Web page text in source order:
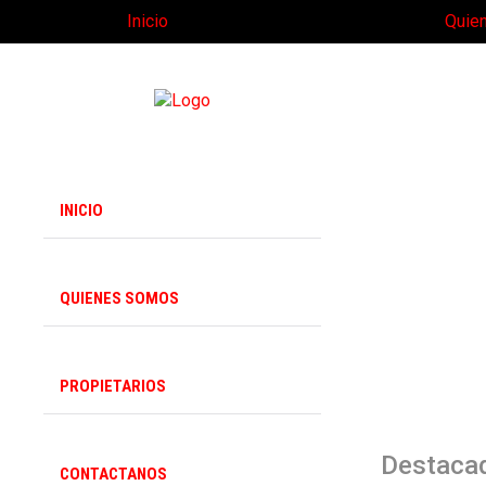
Inicio
INICIO
QUIENES SOMOS
PROPIETARIOS
CONTACTANOS